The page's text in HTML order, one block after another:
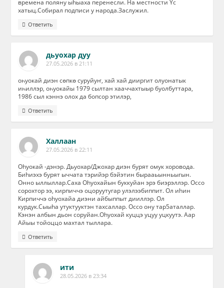
времена поляну ыhыаха перенесли. На местности Yс
хатыц.Собирал подписи у народа.Заслужил.
Ответить
дьуохар дуу
27.05.2026 в 21:11
оһуокай диэн сөпкө суруйуҥ, хай хай дииргит олуонатык
иһиллэр, оһуокайы 1979 сылтан хааччахтыыр буолбуттара,
1986 сыл кэннэ олох да бопсор этилэр,
Ответить
Халлаан
27.05.2026 в 22:11
Оhуокай -дэнэр. Дьуохар/Джохар диэн бурят омук хоровода.
Биhиэхэ бурят ыччата тэрийэр бэйэтин бырааьынньыгын.
Онно ыллыллар.Саха Оhуохайын буккуйан эрэ биэрэллэр. Оссо
сорохтор ээ, кирпиччэ оцоруутугар улэлээбиппит. Ол иhин
Кирпиччэ оhуохайа диэни айбыппыт дииллэр. Ол
курдук.Сыыhа утуктууктэн тахсаллар. Оссо ону тар5аталлар.
Кэнэн албын дьон соруйан.Оhуохай куццэ уцуу уцкуутэ. Аар
Айыы тойоццо махтал тыллара.
Ответить
ити
28.05.2026 в 23:34